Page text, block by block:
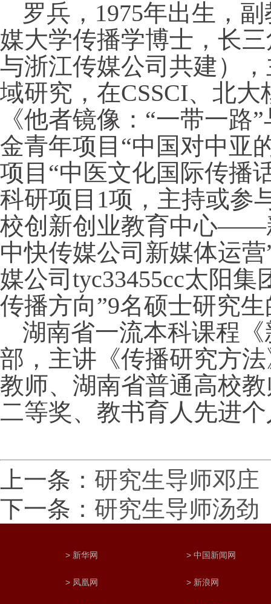
罗兵，1975年出生，
媒大学传播学博士，长
与浙江传媒公司共建）
域研究，在CSSCI、北
《他者镜像：“一带一
金青年项目“中国对中亚
项目“中医文化国际传播
科研项目1项，主持或参
校创新创业教育中心——
中快传媒公司新媒体运
媒公司tyc33455cc太阳
传播方向”9名硕士研究
湖南省一流本科课程
部，主讲《传播研究方
教师、湖南省普通高校
二等奖、教书育人先进
上一条： 研究生导师邓庄
下一条： 研究生导师汤劲
> 新华网 > 中国新闻网
> 凤凰网 > 新浪网